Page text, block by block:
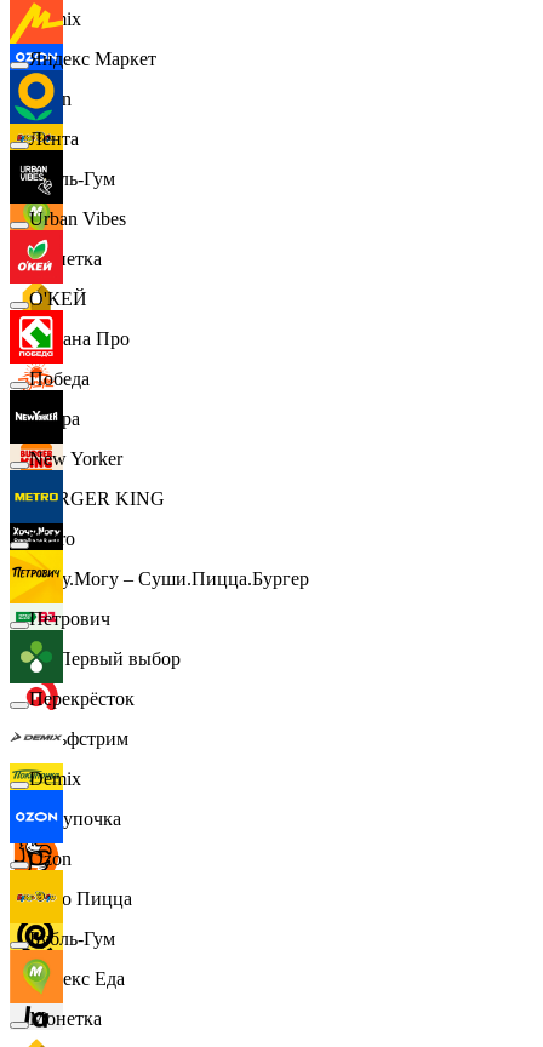
Demix
Ozon
Бубль-Гум
Монетка
Лемана Про
7 утра
BURGER KING
Хочу.Могу – Суши.Пицца.Бургер
B1 Первый выбор
Гольфстрим
Покупочка
Додо Пицца
Яндекс Еда
Яндекс Маркет
Лента
Urban Vibes
О'КЕЙ
Победа
New Yorker
Metro
Петрович
Перекрёсток
Demix
Ozon
Бубль-Гум
Монетка